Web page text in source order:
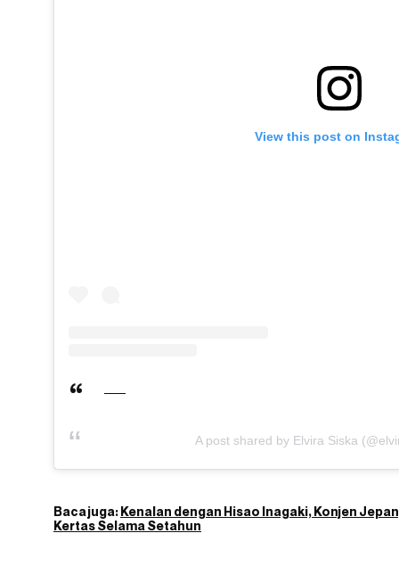
View this post on
A post shared by Elvira Siska
Baca juga:Kenalan dengan Hisao Inagaki, Konjen
Kertas Selama Setahun